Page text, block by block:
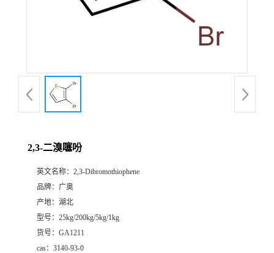
2,3-二溴噻吩
英文名称： 2,3-Dibromothiophene
品牌： 广奥
产地： 湖北
型号： 25kg/200kg/5kg/1kg
货号： GA1211
cas： 3140-93-0